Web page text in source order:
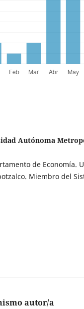
Autónoma
de Economía.
Miembro del
autor/a